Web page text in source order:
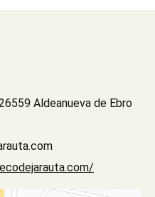
Aldeanueva de Ebro